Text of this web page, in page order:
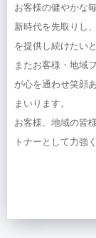
お客様の健やかな
新時代を先取りし
を提供し続けたい
またお客様・地域
が心を通わせ笑顔
まいります。
お客様、地域の皆
トナーとして力強